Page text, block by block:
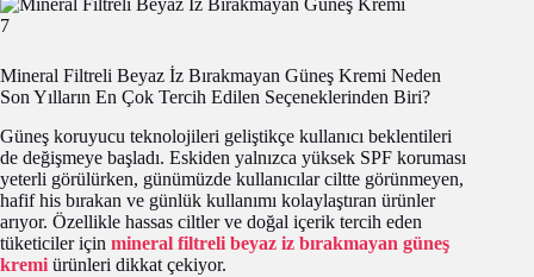
7
Mineral Filtreli Beyaz İz Bırakmayan Güneş Kremi Neden
Son Yılların En Çok Tercih Edilen Seçeneklerinden Biri?
Güneş koruyucu teknolojileri geliştikçe kullanıcı beklentileri
de değişmeye başladı. Eskiden yalnızca yüksek SPF koruması
yeterli görülürken, günümüzde kullanıcılar ciltte görünmeyen,
hafif his bırakan ve günlük kullanımı kolaylaştıran ürünler
arıyor. Özellikle hassas ciltler ve doğal içerik tercih eden
tüketiciler için mineral filtreli beyaz iz bırakmayan güneş
kremi ürünleri dikkat çekiyor.